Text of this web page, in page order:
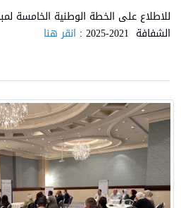
للاطلاع على الخطة الوطنية الخامسة
الشفافة 2021-2025 :
انقر هنا